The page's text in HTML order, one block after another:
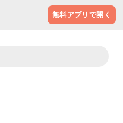
無料アプリで開く